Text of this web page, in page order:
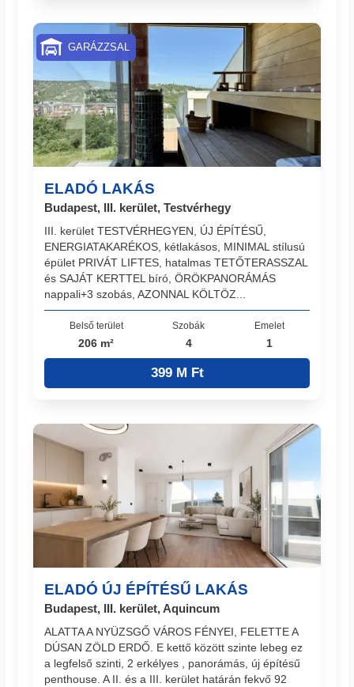
ELADÓ LAKÁS
Budapest, III. kerület, Testvérhegy
III. kerület TESTVÉRHEGYEN, ÚJ ÉPÍTÉSŰ,
ENERGIATAKARÉKOS, kétlakásos, MINIMAL stílusú
épület PRIVÁT LIFTES, hatalmas TETŐTERASSZAL
és SAJÁT KERTTEL bíró, ÖRÖKPANORÁMÁS
nappali+3 szobás, AZONNAL KÖLTÖZ...
Belső terület
206 m²
Szobák
4
Emelet
1
399 M Ft
GARÁZZSAL
ELADÓ ÚJ ÉPÍTÉSŰ LAKÁS
Budapest, III. kerület, Aquincum
ALATTA A NYÜZSGŐ VÁROS FÉNYEI, FELETTE A
DÚSAN ZÖLD ERDŐ. E kettő között szinte lebeg ez
a legfelső szinti, 2 erkélyes , panorámás, új építésű
penthouse. A II. és a III. kerület határán fekvő 92